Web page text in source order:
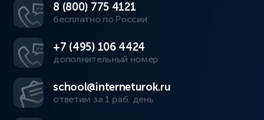
8 (800) 775 4121
бесплатно по России
+7 (495) 106 4424
дополнительный номер
school@interneturok.ru
ответим за 1 раб. день